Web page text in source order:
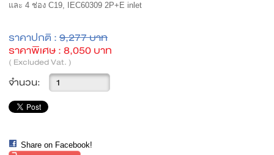
และ 4 ช่อง C19, IEC60309 2P+E inlet
ราคาปกติ : 9,277 บาท
ราคาพิเศษ : 8,050 บาท
( Excluded Vat. )
จำนวน:
Share on Facebook!